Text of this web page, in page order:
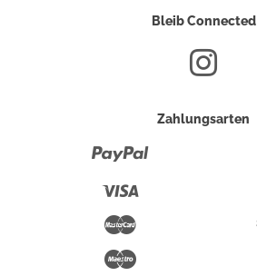
Bleib Connected
Zahlungsarten
Maestro